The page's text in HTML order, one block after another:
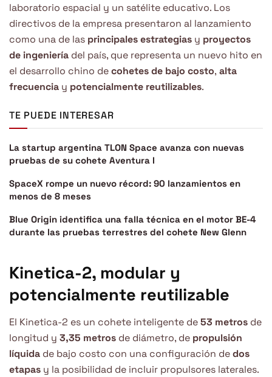
laboratorio espacial y un satélite educativo. Los
directivos de la empresa presentaron al lanzamiento
como una de las principales estrategias y proyectos
de ingeniería del país, que representa un nuevo hito en
el desarrollo chino decohetes de bajo costo, alta
frecuencia y potencialmente reutilizables.
TE PUEDE INTERESAR
La startup argentina TLON Space avanza con nuevas
pruebas de su cohete Aventura I
SpaceX rompe un nuevo récord: 90 lanzamientos en
menos de 8 meses
Blue Origin identifica una falla técnica en el motor BE-4
durante las pruebas terrestres del cohete New Glenn
Kinetica-2, modular y
potencialmente reutilizable
El Kinetica-2 es un cohete inteligente de53 metros de
longitud y 3,35 metros de diámetro, de propulsión
líquida de bajo costo con una configuración dedos
etapas y la posibilidad de incluir propulsores laterales.